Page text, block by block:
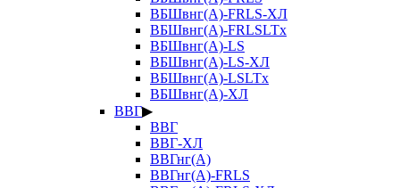
ВБШвнг(А)-FRLS-ХЛ
ВБШвнг(А)-FRLSLTx
ВБШвнг(А)-LS
ВБШвнг(А)-LS-ХЛ
ВБШвнг(А)-LSLTx
ВБШвнг(А)-ХЛ
ВВГ▶
ВВГ
ВВГ-ХЛ
ВВГнг(А)
ВВГнг(А)-FRLS